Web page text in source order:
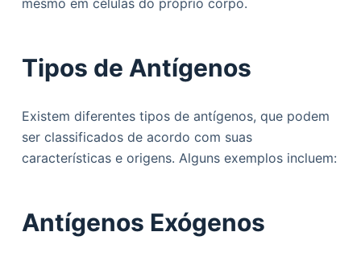
mesmo em células do próprio corpo.
Tipos de Antígenos
Existem diferentes tipos de antígenos, que podem
ser classificados de acordo com suas
características e origens. Alguns exemplos incluem:
Antígenos Exógenos